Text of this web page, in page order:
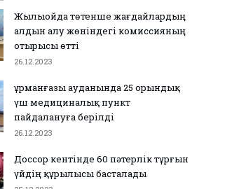
Жылыойда төтенше жағдайлардың
алдын алу жөніндегі комиссияның
отырысы өтті
26.12.2023
Құрманғазы ауданында 25 орындық
үш медициналық пункт
пайдалануға берілді
26.12.2023
Доссор кентінде 60 пәтерлік тұрғын
үйдің құрылысы басталады